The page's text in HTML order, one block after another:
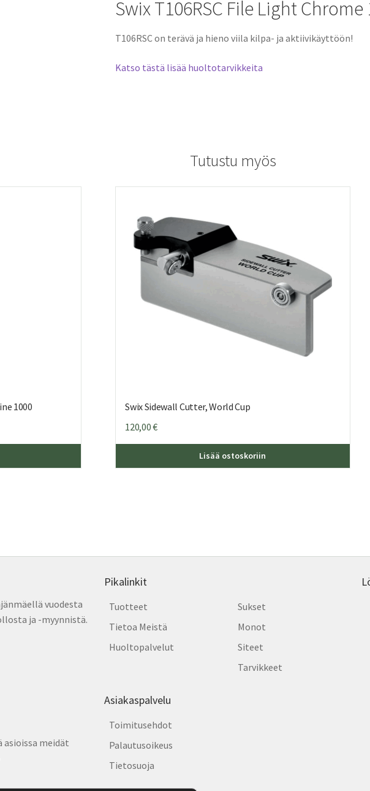
Swix T106RSC File Light Chrome
T106RSC on terävä ja hieno viila kilpa- ja aktiivikäyttöön!
Katso tästä lisää huoltotarvikkeita
Tutustu myös
1000
Swix Sidewall Cutter, World Cup
120,00€
Lisää ostoskoriin
vuodesta
ja -myynnistä.
meidät
Pikalinkit
Tuotteet
Tietoa Meistä
Huoltopalvelut
Sukset
Monot
Siteet
Tarvikkeet
Asiakaspalvelu
Toimitusehdot
Palautusoikeus
Tietosuoja